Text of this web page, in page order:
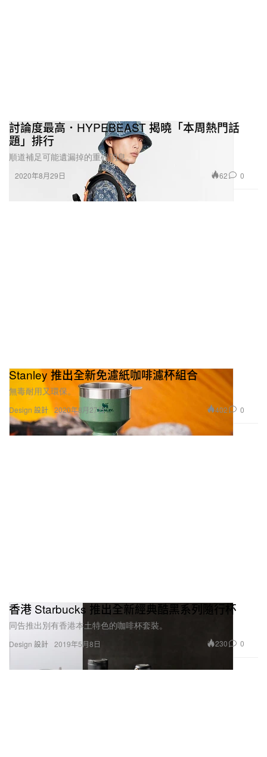
討論度最高．HYPEBEAST 揭曉「本周熱門話
題」排行
順道補足可能遺漏掉的重磅消息。
2020年8月29日 62 0
Design 設計
Stanley 推出全新免濾紙咖啡濾杯組合
無毒耐用又環保。
2020年8月27日 402 0
Design 設計
香港 Starbucks 推出全新經典酷黑系列隨行杯
同告推出別有香港本土特色的咖啡杯套裝。
2019年5月8日 230 0